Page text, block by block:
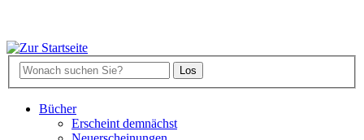
Bücher
Erscheint demnächst